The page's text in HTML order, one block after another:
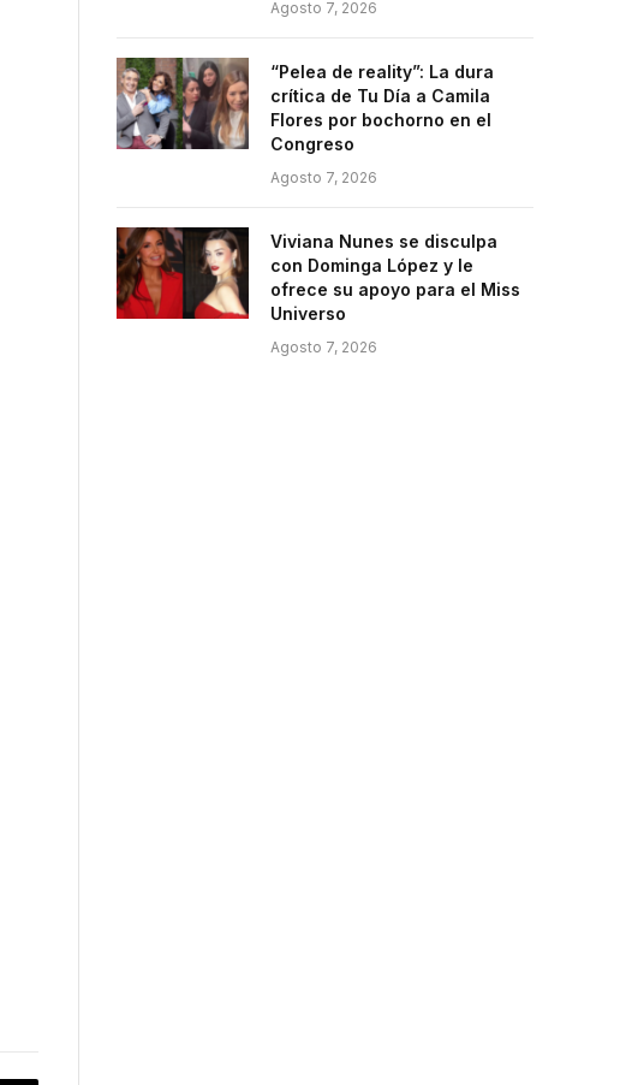
Agosto 7, 2026
“Pelea de reality”: La dura
crítica de Tu Día a Camila
Flores por bochorno en el
Congreso
Agosto 7, 2026
Viviana Nunes se disculpa
con Dominga López y le
ofrece su apoyo para el Miss
Universo
Agosto 7, 2026